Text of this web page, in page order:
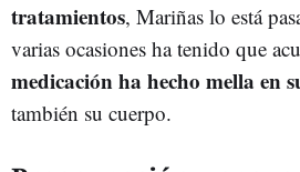
tratamientos, Mariñas lo está
varias ocasiones ha tenido que
medicación ha hecho mella en
también su cuerpo.